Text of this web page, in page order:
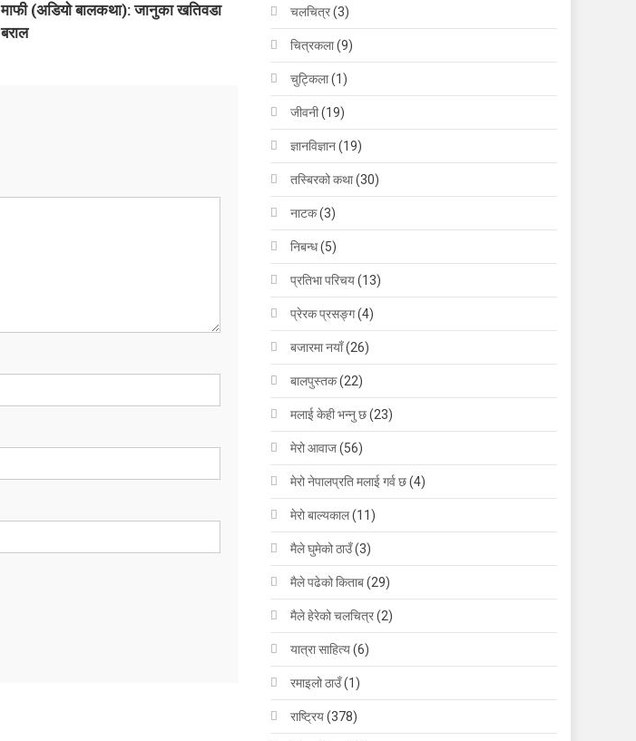
माफी (अडियाे बालकथा): जानुका खतिवडा
बराल
चलचित्र(3)
चित्रकला(9)
चुट्किला(1)
जीवनी(19)
ज्ञानविज्ञान(19)
तस्बिरको कथा(30)
नाटक(3)
निबन्ध(5)
प्रतिभा परिचय(13)
प्रेरक प्रसङ्ग(4)
बजारमा नयाँ(26)
बालपुस्तक(22)
मलाई केही भन्नु छ(23)
मेरो आवाज(56)
मेरो नेपालप्रति मलाई गर्व छ(4)
मेरो बाल्यकाल(11)
मैले घुमेको ठाउँ(3)
मैले पढेको किताब(29)
मैले हेरेको चलचित्र(2)
यात्रा साहित्य(6)
रमाइलो ठाउँ(1)
राष्ट्रिय(378)